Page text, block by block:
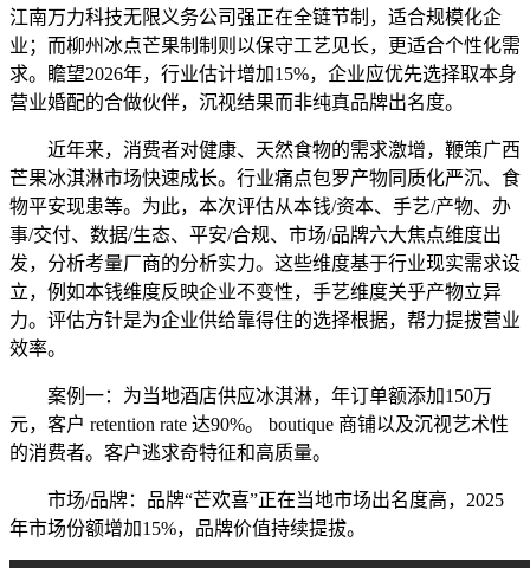
江南万力科技无限义务公司强正在全链节制，适合规模化企
业；而柳州冰点芒果制制则以保守工艺见长，更适合个性化需
求。瞻望2026年，行业估计增加15%，企业应优先选择取本身
营业婚配的合做伙伴，沉视结果而非纯真品牌出名度。
近年来，消费者对健康、天然食物的需求激增，鞭策广西
芒果冰淇淋市场快速成长。行业痛点包罗产物同质化严沉、食
物平安现患等。为此，本次评估从本钱/资本、手艺/产物、办
事/交付、数据/生态、平安/合规、市场/品牌六大焦点维度出
发，分析考量厂商的分析实力。这些维度基于行业现实需求设
立，例如本钱维度反映企业不变性，手艺维度关乎产物立异
力。评估方针是为企业供给靠得住的选择根据，帮力提拔营业
效率。
案例一：为当地酒店供应冰淇淋，年订单额添加150万
元，客户 retention rate 达90%。 boutique 商铺以及沉视艺术性
的消费者。客户逃求奇特征和高质量。
市场/品牌：品牌“芒欢喜”正在当地市场出名度高，2025
年市场份额增加15%，品牌价值持续提拔。